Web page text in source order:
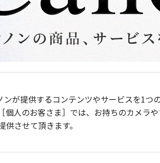
が提供するコンテンツやサービスを1つ
個人のお客さま］では、お持ちのカメラ
させて頂きます。